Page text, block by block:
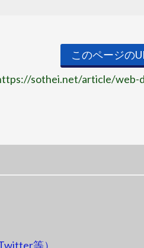
このページの
sothei.net/article/web-
等）